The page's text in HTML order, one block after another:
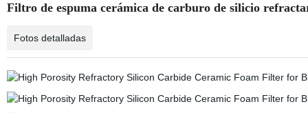
Filtro de espuma cerámica de carburo de silicio
Fotos detalladas